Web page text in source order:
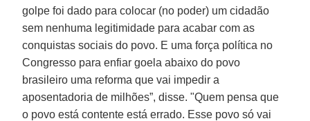
golpe foi dado para colocar (no poder) um cidadão
sem nenhuma legitimidade para acabar com as
conquistas sociais do povo. E uma força política no
Congresso para enfiar goela abaixo do povo
brasileiro uma reforma que vai impedir a
aposentadoria de milhões”, disse. "Quem pensa que
o povo está contente está errado. Esse povo só vai